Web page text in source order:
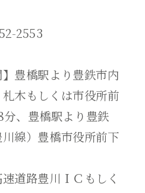
2553
】豊橋駅より豊鉄市内
木もしくは市役所前
、豊橋駅より豊鉄
線）豊橋市役所前下
速道路豊川ＩＣもしく